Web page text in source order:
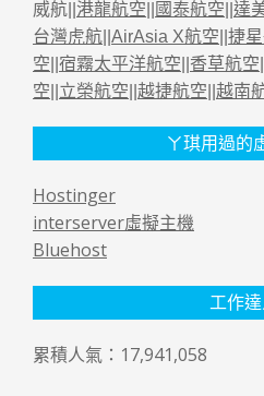
威航|| 港龍航空 國泰航空 達
台灣虎航 AirAsia X航空 捷
空 宿霧太平洋航空 香草航空
空 立榮航空 越捷航空 越南
ㄚ琪用過的
Hostinger
interserver虛擬主機
Bluehost
工作
累積人氣：17,941,058